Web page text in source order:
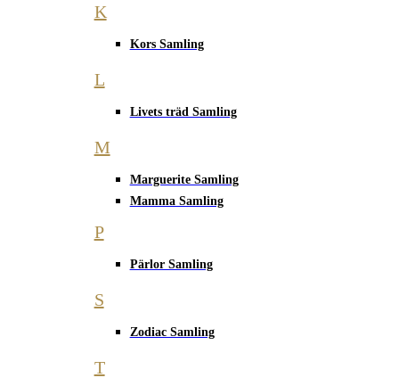
K
Kors Samling
L
Livets träd Samling
M
Marguerite Samling
Mamma Samling
P
Pärlor Samling
S
Zodiac Samling
T